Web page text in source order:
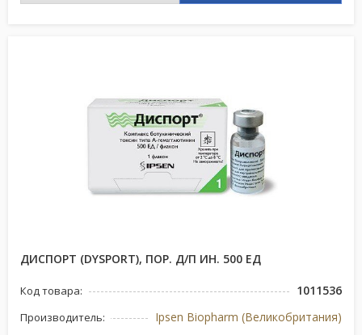
ДИСПОРТ (DYSPORT), ПОР. Д/П ИН. 500 ЕД
Код товара: 1011536
Производитель: Ipsen Biopharm (Великобритания)